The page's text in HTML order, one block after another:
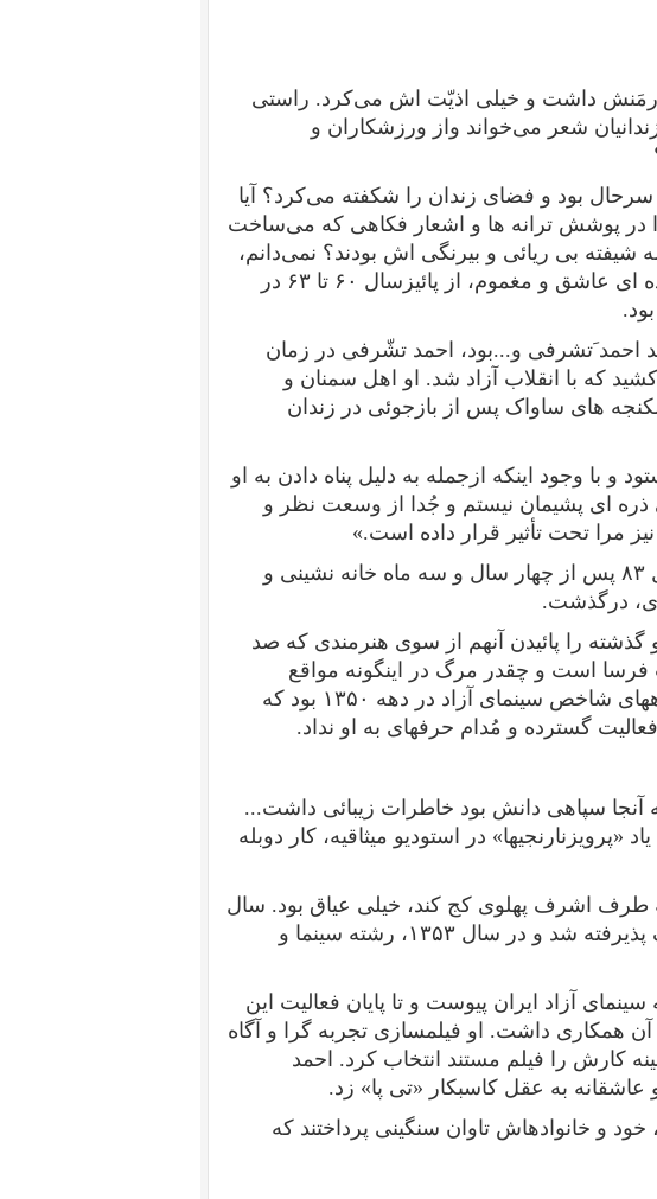
داشت و خیلی اذیّت اش می‌کرد. راستی
شعر می‌خواند واز ورزشکاران و
بود و فضای زندان را شکفته می‌کرد؟ آیا
را در پوشش ترانه ها و اشعار فکاهی که می‌ساخت
شیفته بی ریائی و بیرنگی اش بودند؟ نمی‌دانم،
ای عاشق و مغموم، از پائیزسال ۶۰ تا ۶۳ در
احمد َتشرفی و...بود، احمد تشّرفی در زمان
که با انقلاب آزاد شد. او اهل سمنان و
های ساواک پس از بازجوئی در زندان
و با وجود اینکه ازجمله به دلیل پناه دادن به او
ای پشیمان نیستم و جُدا از وسعت نظر و
مرا تحت تأثیر قرار داده است.»
۸۳ پس از چهار سال و سه ماه خانه‏ نشینی و
درگذشت.
را پائیدن آنهم از سوی هنرمندی که صد
است و چقدر مرگ در اینگونه مواقع
شاخص سینمای آزاد در دهه ۱۳۵۰ بود که
گسترده و مُدام حرفه‏ای به او نداد.
آنجا سپاهی دانش بود خاطرات زیبائی داشت...
«پرویزنارنجی‏ها» در استودیو میثاقیه، کار دوبله
طرف اشرف پهلوی کج کند، خیلی عیاق بود. سال
‏پذیرفته شد و در سال ۱۳۵۳، رشته سینما و
آزاد ایران پیوست و تا پایان فعالیت این
آن همکاری داشت. او فیلمسازی تجربه ‏گرا و آگاه
کارش را فیلم مستند انتخاب کرد. احمد
به عقل کاسبکار «تی پا» زد.
خود و خانواده‏اش تاوان سنگینی پرداختند که